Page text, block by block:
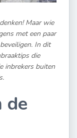
Maar wie
met een paar
In dit
die
inbrekers buiten
de